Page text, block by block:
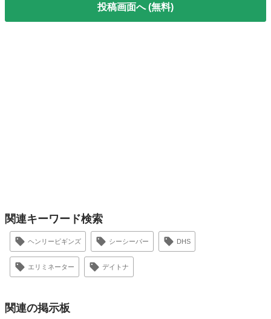
投稿画面へ (無料)
関連キーワード検索
ヘンリービギンズ シーシーバー DHS
エリミネーター デイトナ
関連の掲示板